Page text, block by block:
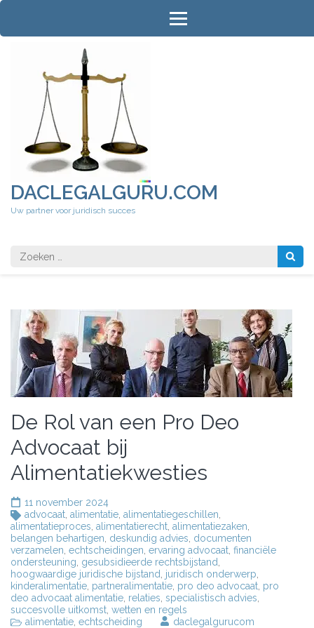
Ga
inhoud
DACLEGALGURU.COM
Uw partner voor juridisch succes
Zoeken
naar:
De Rol van een Pro Deo
Advocaat bij
Alimentatiekwesties
11 november 2024
advocaat alimentatie alimentatiegeschillen
alimentatieproces alimentatierecht alimentatiezaken
belangen behartigen deskundig advies documenten
verzamelen echtscheidingen ervaring advocaat financiële
ondersteuning gesubsidieerde rechtsbijstand
hoogwaardige juridische bijstand
juridisch onderwerp
kinderalimentatie partneralimentatie pro deo advocaat pro
deo advocaat alimentatie relaties specialistisch advies
succesvolle uitkomst wetten en regels
alimentatie echtscheiding daclegalgurucom